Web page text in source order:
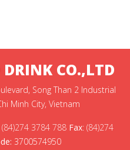
CO.,LTD
Song Than 2 Industrial
Minh City, Vietnam
(84)274 3784 788 Fax: (84)274
3700574950